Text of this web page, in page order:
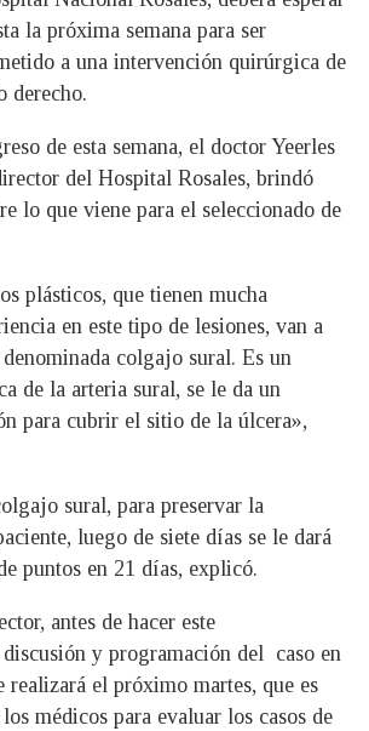
la próxima semana para ser
a una intervención quirúrgica de
derecho.
de esta semana, el doctor Yeerles
del Hospital Rosales, brindó
lo que viene para el seleccionado de
plásticos, que tienen mucha
en este tipo de lesiones, van a
colgajo sural. Es un
de la arteria sural, se le da un
para cubrir el sitio de la úlcera»,
sural, para preservar la
luego de siete días se le dará
puntos en 21 días, explicó.
antes de hacer este
y programación del caso en
realizará el próximo martes, que es
médicos para evaluar los casos de